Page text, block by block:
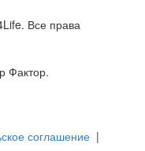
Все права
Фактор.
соглашение |